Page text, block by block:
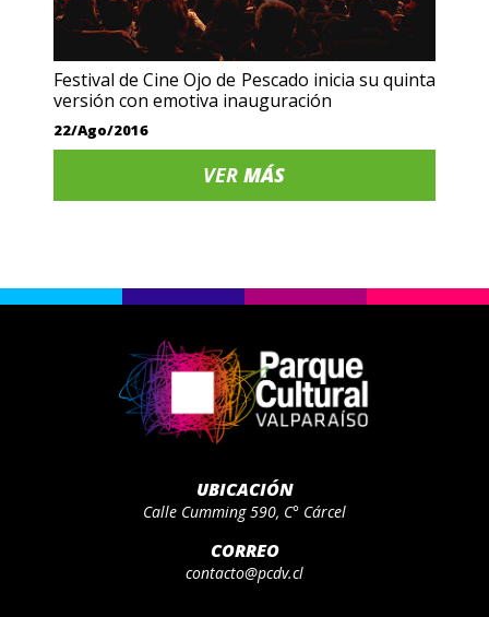
Festival de Cine Ojo de Pescado inicia su quinta
versión con emotiva inauguración
22/Ago/2016
VERMÁS
UBICACIÓN
Calle Cumming 590, C° Cárcel
CORREO
contacto@pcdv.cl